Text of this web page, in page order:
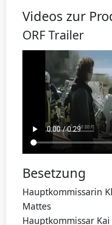
Videos zur
ORF Trailer
Besetzung
Hauptkommissarin
Mattes
Hauptkommissar